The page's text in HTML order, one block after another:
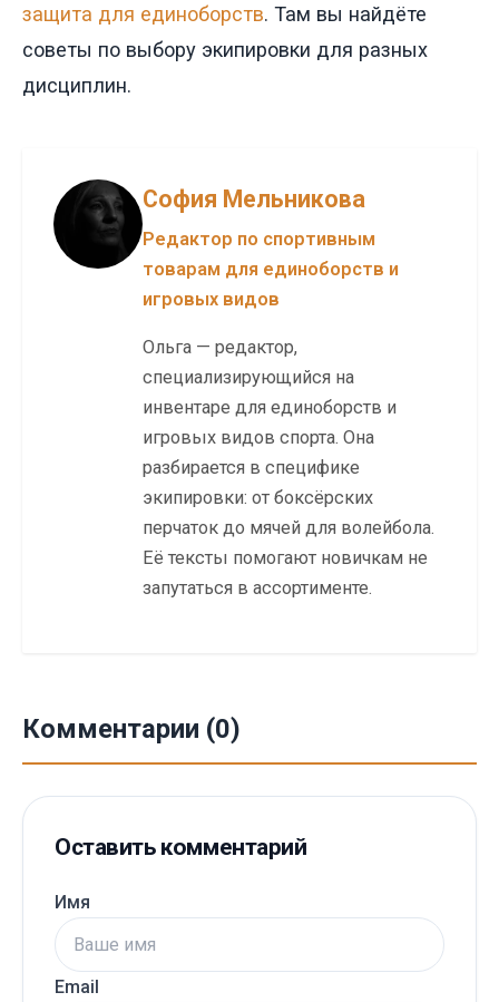
защита для единоборств. Там вы найдёте
советы по выбору экипировки для разных
дисциплин.
София Мельникова
Редактор по спортивным
товарам для единоборств и
игровых видов
Ольга — редактор,
специализирующийся на
инвентаре для единоборств и
игровых видов спорта. Она
разбирается в специфике
экипировки: от боксёрских
перчаток до мячей для волейбола.
Её тексты помогают новичкам не
запутаться в ассортименте.
Комментарии (0)
Оставить комментарий
Имя
Email